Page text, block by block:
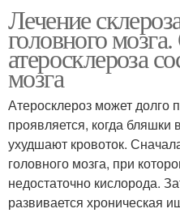
Лечение
головного
атеросклероза
мозга
Атеросклероз может долго
проявляется, когда бляшки
ухудшают кровоток.
головного мозга, при
недостаточно кислорода.
развивается хроническая